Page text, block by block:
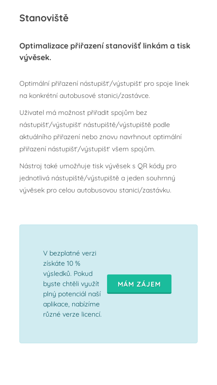
Stanoviště
Optimalizace přiřazení stanovišť linkám a tisk
vývěsek.
Optimální přiřazení nástupišť/výstupišť pro spoje linek
na konkrétní autobusové stanici/zastávce.
Uživatel má možnost přiřadit spojům bez
nástupišť/výstupišť nástupiště/výstupiště podle
aktuálního přiřazení nebo znovu navrhnout optimální
přiřazení nástupišť/výstupišť všem spojům.
Nástroj také umožňuje tisk vývěsek s QR kódy pro
jednotlivá nástupiště/výstupiště a jeden souhrnný
vývěsek pro celou autobusovou stanici/zastávku.
V bezplatné verzi
získáte 10 %
výsledků. Pokud
byste chtěli využít
plný potenciál naší
aplikace, nabízíme
různé verze licencí.
MÁM ZÁJEM